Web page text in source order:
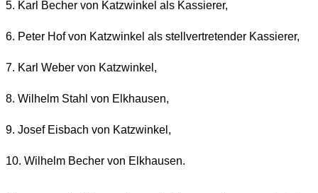
5. Karl Becher von Katzwinkel als Kassierer,
6. Peter Hof von Katzwinkel als stellvertretender Kassierer,
7. Karl Weber von Katzwinkel,
8. Wilhelm Stahl von Elkhausen,
9. Josef Eisbach von Katzwinkel,
10. Wilhelm Becher von Elkhausen.